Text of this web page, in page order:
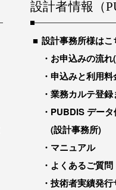
設計者情報（
設計事務所様はこ
お申込みの流
申込みと利用
業務カルテ登
PUBDIS デー
(設計事務所)
マニュアル
よくあるご質問
技術者実績発